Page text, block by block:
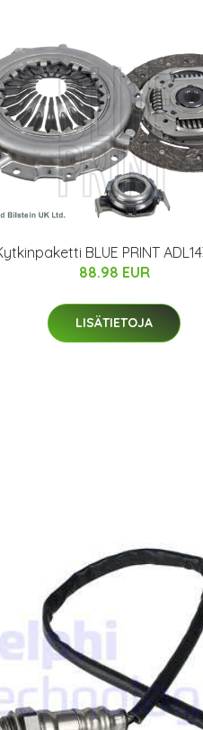
BLUE PRINT
88.98 EUR
LISÄTIETOJA